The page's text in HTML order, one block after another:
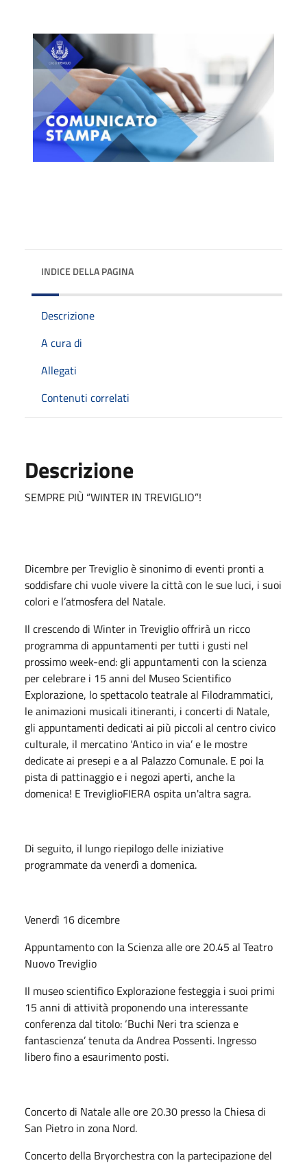
INDICE DELLA PAGINA
Descrizione
A cura di
Allegati
Contenuti correlati
Descrizione
SEMPRE PIÙ “WINTER IN TREVIGLIO”!
Dicembre per Treviglio è sinonimo di eventi pronti a
soddisfare chi vuole vivere la città con le sue luci, i suoi
colori e l’atmosfera del Natale.
Il crescendo di Winter in Treviglio offrirà un ricco
programma di appuntamenti per tutti i gusti nel
prossimo week-end: gli appuntamenti con la scienza
per celebrare i 15 anni del Museo Scientifico
Explorazione, lo spettacolo teatrale al Filodrammatici,
le animazioni musicali itineranti, i concerti di Natale,
gli appuntamenti dedicati ai più piccoli al centro civico
culturale, il mercatino ‘Antico in via’ e le mostre
dedicate ai presepi e a al Palazzo Comunale. E poi la
pista di pattinaggio e i negozi aperti, anche la
domenica! E TreviglioFIERA ospita un'altra sagra.
Di seguito, il lungo riepilogo delle iniziative
programmate da venerdì a domenica.
Venerdì 16 dicembre
Appuntamento con la Scienza alle ore 20.45 al Teatro
Nuovo Treviglio
Il museo scientifico Explorazione festeggia i suoi primi
15 anni di attività proponendo una interessante
conferenza dal titolo: ‘Buchi Neri tra scienza e
fantascienza’ tenuta da Andrea Possenti. Ingresso
libero fino a esaurimento posti.
Concerto di Natale alle ore 20.30 presso la Chiesa di
San Pietro in zona Nord.
Concerto della Bryorchestra con la partecipazione del